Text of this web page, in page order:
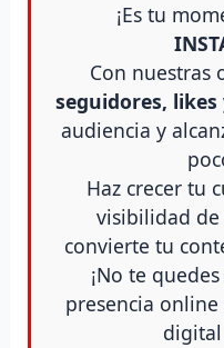
¡Es tu
Con nuestras
seguidores, likes
audiencia y
Haz crecer tu
visibilidad
convierte tu
¡No te
presencia